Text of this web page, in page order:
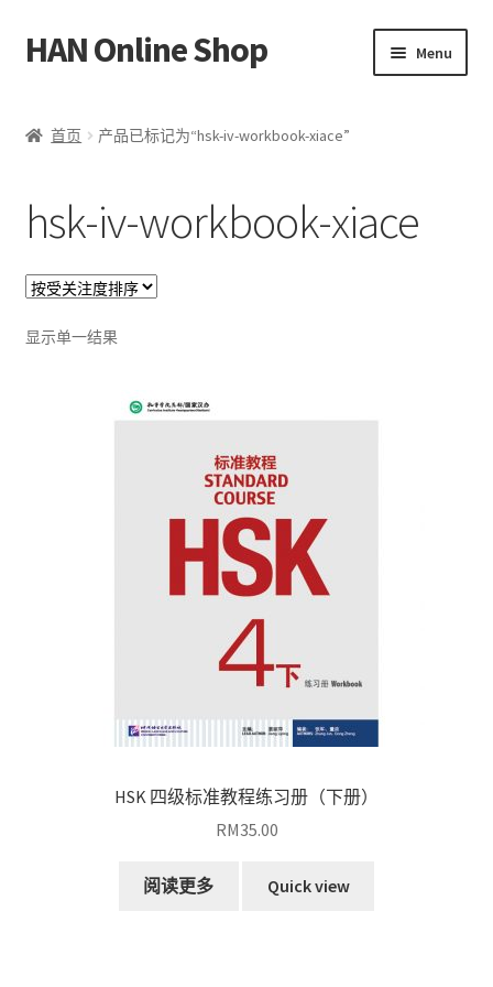
Skip
to
Skip
to
HAN Online Shop Menu
我的账户
中文
Bahasa Melayu
首页 产品已标记为“hsk-iv-workbook-xiace”
hsk-iv-workbook-xiace
显示单一结果
HSK 四级标准教程练习册（下册）
RM35.00
阅读更多 Quick view